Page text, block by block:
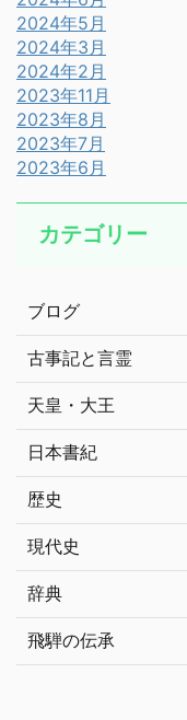
2024年5月
2024年3月
2024年2月
2023年11月
2023年8月
2023年7月
2023年6月
カテゴリー
ブログ
古事記と言霊
天皇・大王
日本書紀
歴史
現代史
辞典
飛騨の伝承